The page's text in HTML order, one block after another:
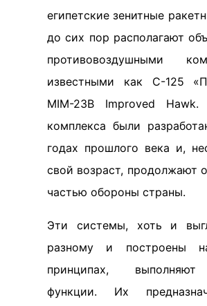
египетские зенитные
до сих пор располагают
противовоздушными
известными как С-125
MIM-23В Improved
комплекса были
годах прошлого века и,
свой возраст, продолжают
частью обороны страны.
Эти системы, хоть и
разному и построены
принципах,
функции. Их